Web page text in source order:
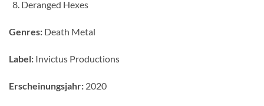
Deranged Hexes
Genres: Death Metal
Label: Invictus Productions
Erscheinungsjahr: 2020